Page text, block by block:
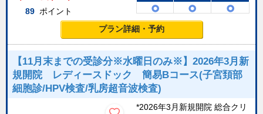
89 ポイント
プラン詳細・予約
【11月末までの受診分※水曜日のみ※】2026年3月新
規開院 レディースドック 簡易Bコース(子宮頚部
細胞診/HPV検査/乳房超音波検査)
*2026年3月新規開院 総合クリ